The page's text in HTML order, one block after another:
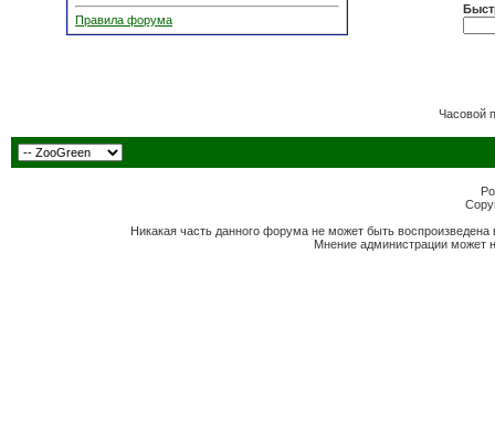
Правила форума
Часовой
Никакая часть данного форума не может быть
Мнение администрации может